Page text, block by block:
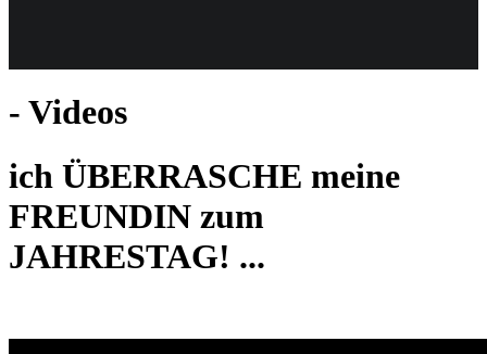
- Videos
ich ÜBERRASCHE meine
FREUNDIN zum
JAHRESTAG! ...